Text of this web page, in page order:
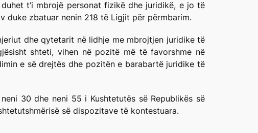
t’i mbrojë personat fizikë dhe juridikë, e jo të
duke zbatuar nenin 218 të Ligjit për përmbarim.
dhe qytetarit në lidhje me mbrojtjen juridike të
shteti, vihen në pozitë më të favorshme në
e së drejtës dhe pozitën e barabartë juridike të
30 dhe neni 55 i Kushtetutës së Republikës së
së dispozitave të kontestuara.